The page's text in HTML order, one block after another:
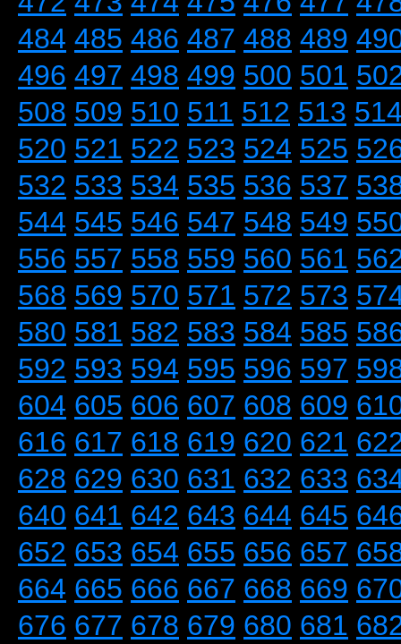
484 485 486 487 488 489
496 497 498 499 500 501
508 509 510 511 512 513
520 521 522 523 524 525
532 533 534 535 536 537
544 545 546 547 548 549
556 557 558 559 560 561
568 569 570 571 572 573
580 581 582 583 584 585
592 593 594 595 596 597
604 605 606 607 608 609
616 617 618 619 620 621
628 629 630 631 632 633
640 641 642 643 644 645
652 653 654 655 656 657
664 665 666 667 668 669
676 677 678 679 680 681